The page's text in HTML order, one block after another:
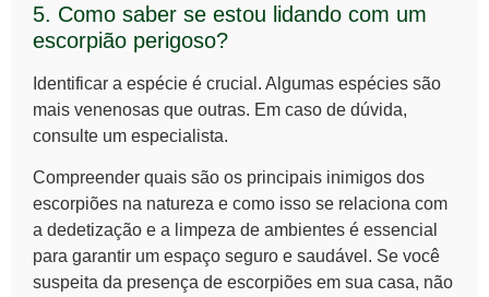
5. Como saber se estou lidando com um
escorpião perigoso?
Identificar a espécie é crucial. Algumas espécies são
mais venenosas que outras. Em caso de dúvida,
consulte um especialista.
Compreender quais são os principais inimigos dos
escorpiões na natureza e como isso se relaciona com
a dedetização e a limpeza de ambientes é essencial
para garantir um espaço seguro e saudável. Se você
suspeita da presença de escorpiões em sua casa, não